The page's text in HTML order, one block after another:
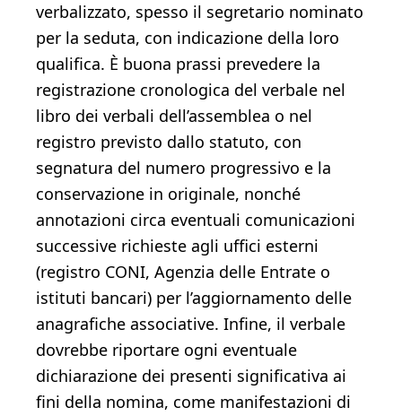
verbalizzato, spesso il segretario nominato
per la seduta, con indicazione della loro
qualifica. È buona prassi prevedere la
registrazione cronologica del verbale nel
libro dei verbali dell’assemblea o nel
registro previsto dallo statuto, con
segnatura del numero progressivo e la
conservazione in originale, nonché
annotazioni circa eventuali comunicazioni
successive richieste agli uffici esterni
(registro CONI, Agenzia delle Entrate o
istituti bancari) per l’aggiornamento delle
anagrafiche associative. Infine, il verbale
dovrebbe riportare ogni eventuale
dichiarazione dei presenti significativa ai
fini della nomina, come manifestazioni di